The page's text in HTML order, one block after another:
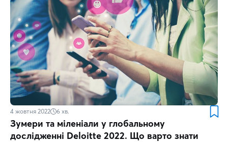
4 жовтня 2022 6 хв.
Зумери та міленіали у глобальному
дослідженні Deloitte 2022. Що варто знати